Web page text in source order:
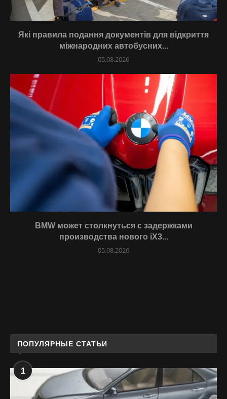
Які правила подання документів для відкриття
міжнародних автобусних...
05.08.2026
BMW может столкнуться с задержками
производства нового iX3...
05.08.2026
ПОПУЛЯРНЫЕ СТАТЬИ
1